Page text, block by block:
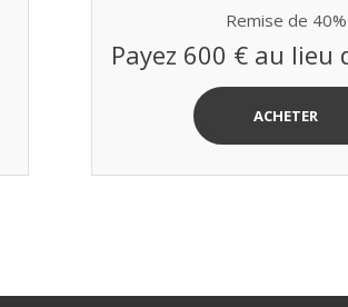
Remise de 40%
Payez 600 € au lieu
ACHETER